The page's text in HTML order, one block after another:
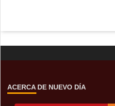
ACERCA DE NUEVO DÍA